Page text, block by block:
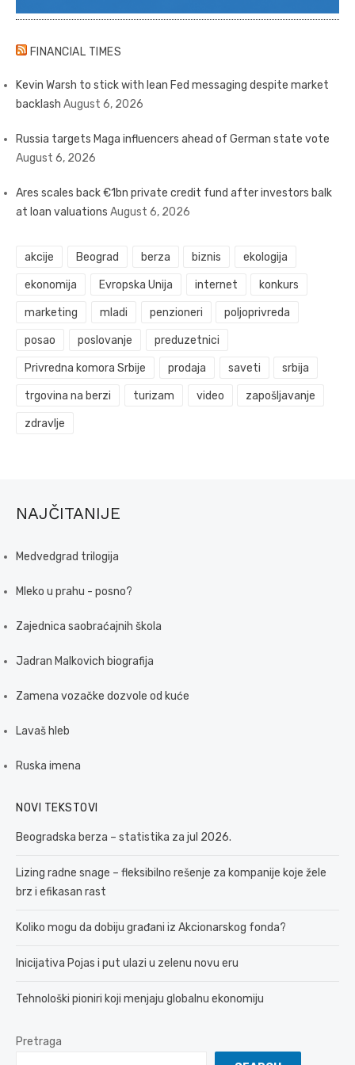
FINANCIAL TIMES
Kevin Warsh to stick with lean Fed messaging despite market
backlash August 6, 2026
Russia targets Maga influencers ahead of German state vote
August 6, 2026
Ares scales back €1bn private credit fund after investors balk
at loan valuations August 6, 2026
akcije Beograd berza biznis ekologija
ekonomija Evropska Unija internet konkurs
marketing mladi penzioneri poljoprivreda
posao poslovanje preduzetnici
Privredna komora Srbije prodaja saveti srbija
trgovina na berzi turizam video zapošljavanje
zdravlje
NAJČITANIJE
Medvedgrad trilogija
Mleko u prahu - posno?
Zajednica saobraćajnih škola
Jadran Malkovich biografija
Zamena vozačke dozvole od kuće
Lavaš hleb
Ruska imena
NOVI TEKSTOVI
Beogradska berza – statistika za jul 2026.
Lizing radne snage – fleksibilno rešenje za kompanije koje žele
brz i efikasan rast
Koliko mogu da dobiju građani iz Akcionarskog fonda?
Inicijativa Pojas i put ulazi u zelenu novu eru
Tehnološki pioniri koji menjaju globalnu ekonomiju
Pretraga